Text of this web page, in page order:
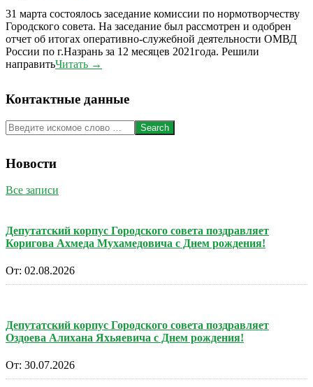
31 марта состоялось заседание комиссии по нормотворчеству
Городского совета. На заседание был рассмотрен и одобрен
отчет об итогах оперативно-служебной деятельности ОМВД
России по г.Назрань за 12 месяцев 2021года. Решили
направитьЧитать →
Контактные данные
Search
Новости
Все записи
Депутатский корпус Городского совета поздравляет
Коригова Ахмеда Мухамедовича с Днем рождения!
От: 02.08.2026
Депутатский корпус Городского совета поздравляет
Оздоева Алихана Яхьяевича с Днем рождения!
От: 30.07.2026